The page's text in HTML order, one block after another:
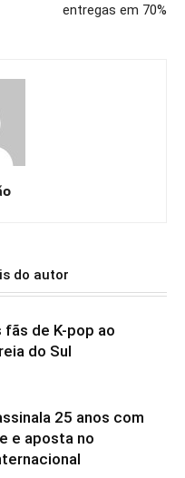
entregas em 70%
do autor
fãs de K-pop ao
do Sul
25 anos com
e aposta no